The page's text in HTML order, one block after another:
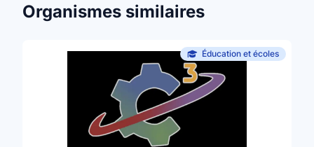
Organismes similaires
Éducation et écoles